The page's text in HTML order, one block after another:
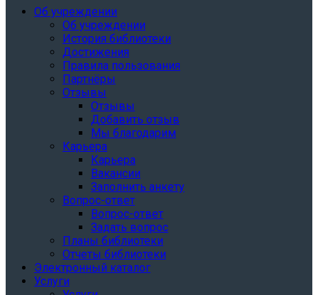
Об учреждении
Об учреждении
История библиотеки
Достижения
Правила пользования
Партнёры
Отзывы
Отзывы
Добавить отзыв
Мы благодарим
Карьера
Карьера
Вакансии
Заполнить анкету
Вопрос-ответ
Вопрос-ответ
Задать вопрос
Планы библиотеки
Отчеты библиотеки
Электронный каталог
Услуги